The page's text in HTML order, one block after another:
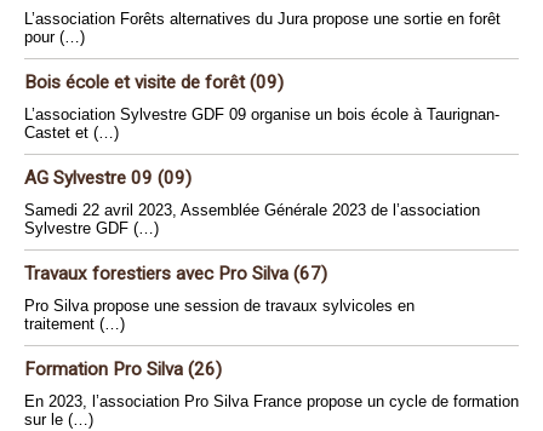
L’association Forêts alternatives du Jura propose une sortie en forêt
pour (…)
Bois école et visite de forêt (09)
L’association Sylvestre GDF 09 organise un bois école à Taurignan-
Castet et (…)
AG Sylvestre 09 (09)
Samedi 22 avril 2023, Assemblée Générale 2023 de l’association
Sylvestre GDF (…)
Travaux forestiers avec Pro Silva (67)
Pro Silva propose une session de travaux sylvicoles en
traitement (…)
Formation Pro Silva (26)
En 2023, l’association Pro Silva France propose un cycle de formation
sur le (…)